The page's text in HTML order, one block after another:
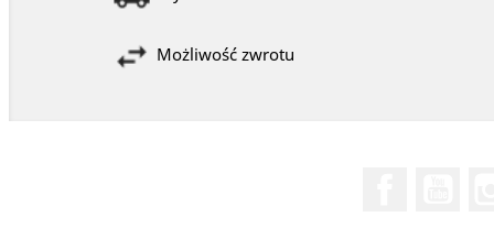
Możliwość zwrotu